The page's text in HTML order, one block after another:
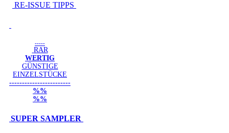
RE-ISSUE TIPPS
-----
RAR
WERTIG
GÜNSTIGE
EINZELSTÜCKE
------------------------
%%
%%
SUPER SAMPLER